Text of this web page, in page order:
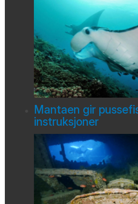
Mantaen gir
instruksjoner